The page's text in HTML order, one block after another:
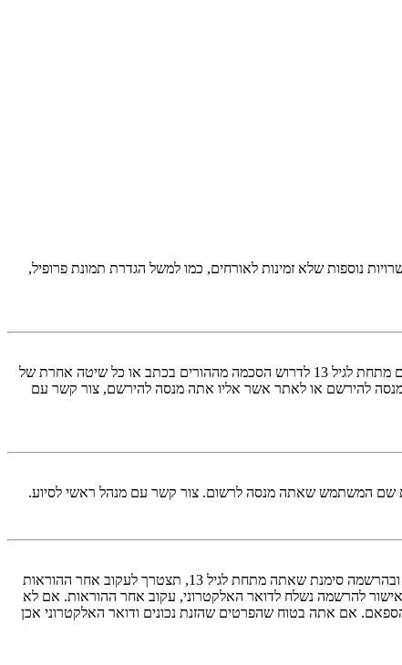
נוספות שלא זמינות לאורחים, כמו למשל הגדרת תמונת פרופיל,
COPPA, או החוק לפרטיות והגנה המקוונת של הילד של 1998, הוא חוק בארצות הברית הדורש מאתרים ברשת אשר יכולים לאסוף מידע מקטינים מתחת לגיל 13 לדרוש הסכמה מההורים בכתב או כל שיטה אחרת של
אם אינך בטוח אם חוק זה חל לגביך בתור מישהו המנסה להירשם או לאתר אשר אליו אתה מנסה להירשם, צור קשר עם
ראשית, בדוק את שם המשתמש והססמה שהזנת. אם הם נכונים, אז כנראה ואת מהדברים הבאים קרה. אם מערכת ה־COPPA פועלת במערכת ובהרשמה סימנת שאתה מתחת לגיל 13, תצטרך לעקוב אחר ההוראות
להרשמה נשלח לדואר האלקטרוני, עקוב אחר ההוראות. אם לא
אם אתה בטוח שהפרטים שהזנת נכונים ודואר האלקטרוני אכן